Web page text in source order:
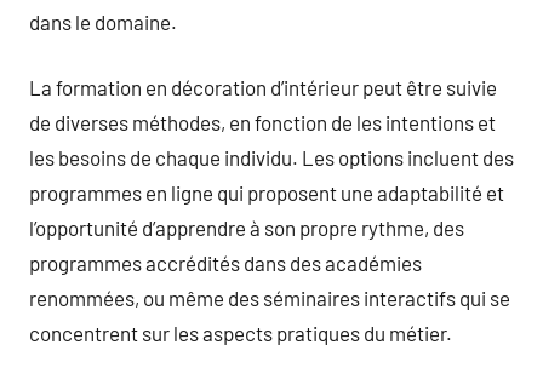
dans le domaine.
La formation en décoration d’intérieur peut être suivie
de diverses méthodes, en fonction de les intentions et
les besoins de chaque individu. Les options incluent des
programmes en ligne qui proposent une adaptabilité et
l’opportunité d’apprendre à son propre rythme, des
programmes accrédités dans des académies
renommées, ou même des séminaires interactifs qui se
concentrent sur les aspects pratiques du métier.